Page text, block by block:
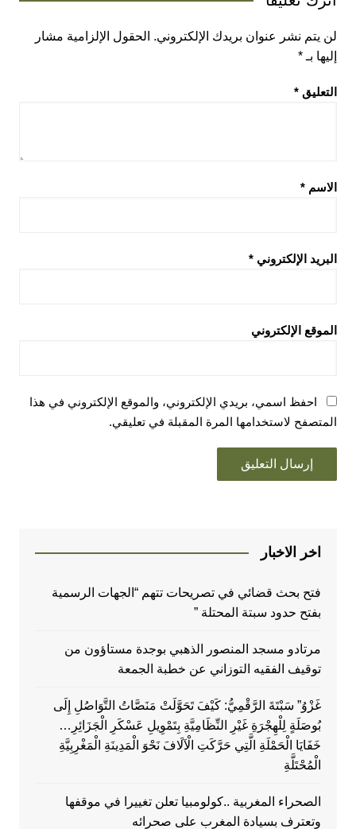
لن يتم نشر عنوان بريدك الإلكتروني. الحقول الإلزامية مشار
إليها بـ *
التعليق *
الاسم *
البريد الإلكتروني *
الموقع الإلكتروني
احفظ اسمي، بريدي الإلكتروني، والموقع الإلكتروني في هذا
المتصفح لاستخدامها المرة المقبلة في تعليقي.
اخر الاخبار
فتح بحث قضائي في تصريحات تتهم “الجهات الرسمية
بفتح حدود سبتة المحتلة ”
مرتادو مسجد المنصور الذهبي بوجدة مستاؤون من
توقيف الفقيه التوزاني عن خطبة الجمعة
غَزْوُ” سَبْتَةَ الرَّقْمِيُّ: كَيْفَ تَحَوَّلَتْ مَنَصَّاتُ التَّوَاصُلِ إِلَى
بُوصَلَةٍ لِلْهِجْرَةِ غَيْرِ النِّظَامِيَّةِ بِتَمْوِيلِ عَسْكَرِ الْجَزَائِرِ…
خَفَايَا الْحَمْلَةِ الَّتِي حَرَّكَتِ الْآلَافَ نَحْوَ الْمَدِينَةِ الْمَغْرِبِيَّةِ
الْمُحْتَلَّةِ
الصحراء المغربية ..كولومبيا تعلن تغييرا في موقفها
وتعترف بسيادة المغرب على صحرائه